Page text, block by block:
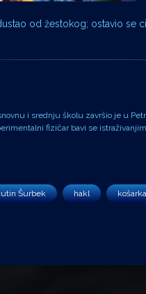
od žestokog; ostavio se
i srednju školu završio je u
fizičar bavi se
Šurbek hakl košarka